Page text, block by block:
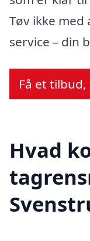
Tøv ikke
service – din
Få et
Hvad